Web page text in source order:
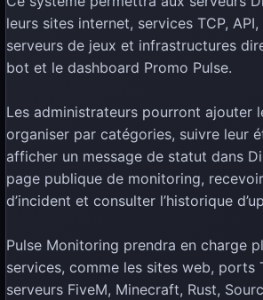
leurs sites internet, services TCP,
serveurs de jeux et infrastructures
bot et le dashboard Promo Pulse.
Les administrateurs pourront ajouter
organiser par catégories, suivre leur
afficher un message de statut dans
page publique de monitoring,
d’incident et consulter l’historique
Pulse Monitoring prendra en charge
services, comme les sites web, ports
serveurs FiveM, Minecraft, Rust,